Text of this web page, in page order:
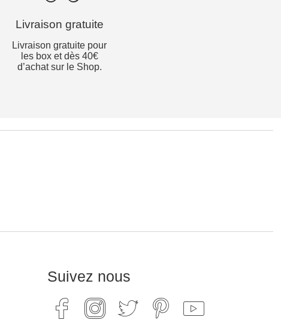
Livraison gratuite
Livraison gratuite pour
les box et dès 40€
d’achat sur le Shop.
Suivez nous